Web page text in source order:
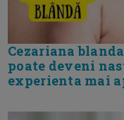
Cezariana
poate deveni
experienta mai